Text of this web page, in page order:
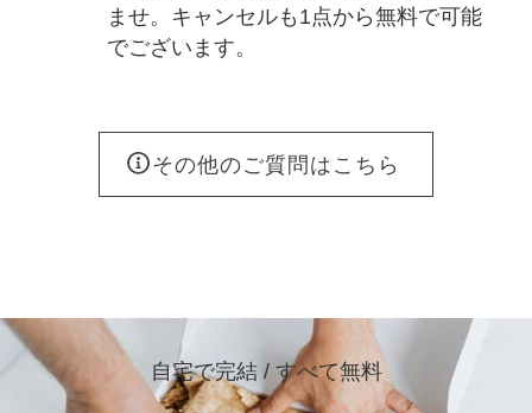
ませ。キャンセルも1点から無料で可能
でございます。
その他のご質問はこちら
自宅で完結 / すべて無料